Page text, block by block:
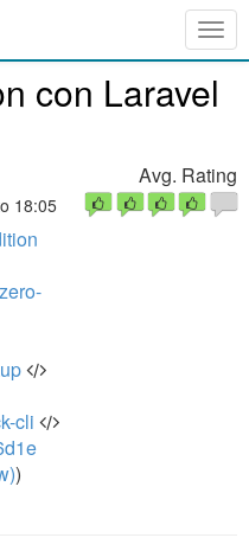
con Laravel
18:05
cli
)
Avg. Rating